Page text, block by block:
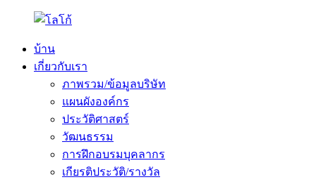
บ้าน
เกี่ยวกับเรา
ภาพรวม/ข้อมูลบริษัท
แผนผังองค์กร
ประวัติศาสตร์
วัฒนธรรม
การฝึกอบรมบุคลากร
เกียรติประวัติ/รางวัล